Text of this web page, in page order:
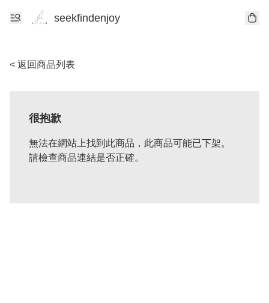
seekfindenjoy
< 返回商品列表
很抱歉
無法在網站上找到此商品，此商品可能已下架。
請檢查商品連結是否正確。